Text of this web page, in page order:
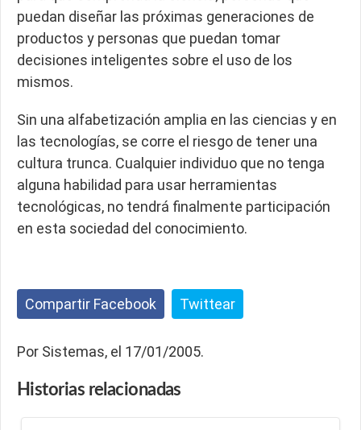
puedan diseñar las próximas generaciones de
productos y personas que puedan tomar
decisiones inteligentes sobre el uso de los
mismos.
Sin una alfabetización amplia en las ciencias y en
las tecnologías, se corre el riesgo de tener una
cultura trunca. Cualquier individuo que no tenga
alguna habilidad para usar herramientas
tecnológicas, no tendrá finalmente participación
en esta sociedad del conocimiento.
Compartir Facebook Twittear
Por Sistemas, el 17/01/2005.
Historias relacionadas